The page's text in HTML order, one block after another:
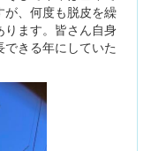
、何度も脱皮を繰
ります。皆さん自身
きる年にしていた